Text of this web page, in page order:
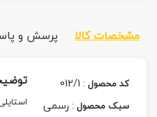
مشخصات کالا پرسش و
کد محصول :
012/1
سبک محصول :رسمی